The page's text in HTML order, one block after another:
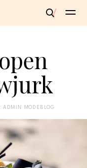
ADMIN MODEBLOG